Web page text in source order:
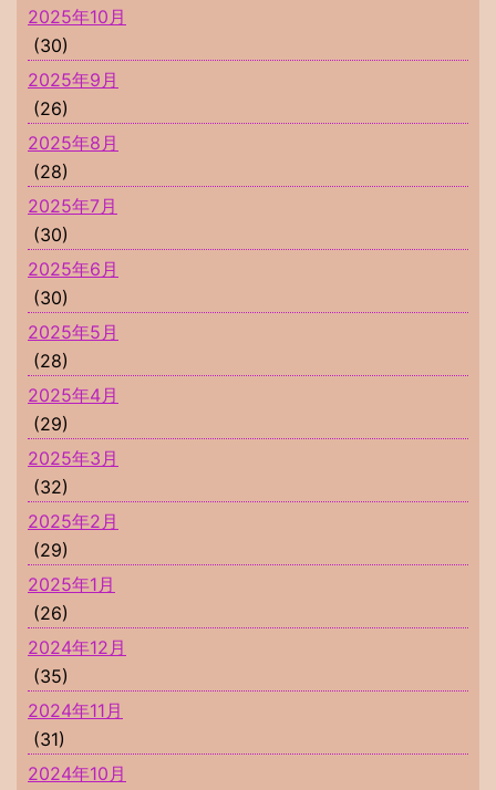
2025年10月
(30)
2025年9月
(26)
2025年8月
(28)
2025年7月
(30)
2025年6月
(30)
2025年5月
(28)
2025年4月
(29)
2025年3月
(32)
2025年2月
(29)
2025年1月
(26)
2024年12月
(35)
2024年11月
(31)
2024年10月